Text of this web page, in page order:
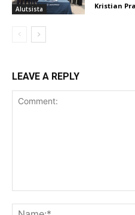
Alutsista Kristian
LEAVE A REPLY